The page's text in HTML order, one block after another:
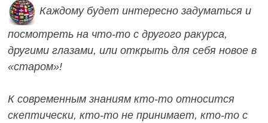
записям
Каждому будет интересно задуматься и
посмотреть на что-то с другого ракурса,
другими глазами, или открыть для себя новое в
«старом»!
К современным знаниям кто-то относится
скептически, кто-то не принимает, кто-то с